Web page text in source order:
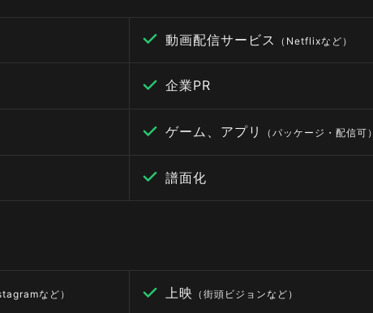
動画配信サービス （Netflixなど）
企業PR
ゲーム、アプリ （パッケージ・配信可）
譜面化
など） 上映 （街頭ビジョンなど）